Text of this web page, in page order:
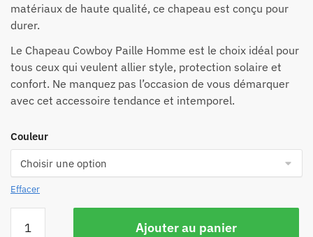
matériaux de haute qualité, ce chapeau est conçu pour
durer.
Le Chapeau Cowboy Paille Homme est le choix idéal pour
tous ceux qui veulent allier style, protection solaire et
confort. Ne manquez pas l’occasion de vous démarquer
avec cet accessoire tendance et intemporel.
Couleur
Effacer
Ajouter au panier